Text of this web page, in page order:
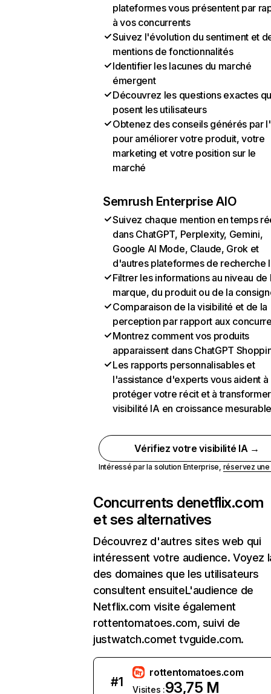
plateformes vous présentent par
à vos concurrents
Suivez l'évolution du sentiment et
mentions de fonctionnalités
Identifier les lacunes du marché
émergent
Découvrez les questions exactes
posent les utilisateurs
Obtenez des conseils générés par
pour améliorer votre produit, votre
marketing et votre position sur le
marché
Semrush Enterprise AIO
Suivez chaque mention en temps
dans ChatGPT, Perplexity, Gemini,
Google AI Mode, Claude, Grok et
d'autres plateformes de recherche
Filtrer les informations au niveau de
marque, du produit ou de la
Comparaison de la visibilité et de la
perception par rapport aux
Montrez comment vos produits
apparaissent dans ChatGPT
Les rapports personnalisables et
l'assistance d'experts vous aident à
protéger votre récit et à
visibilité IA en croissance
Vérifiez votre visibilité IA →
Intéressé par la solution Enterprise, réservez
Concurrents denetflix.com
et ses alternatives
Découvrez d'autres sites web qui
intéressent votre audience. Voyez
des domaines que les utilisateurs
consultent ensuiteL'audience de
Netflix.com visite également
rottentomatoes.com, suivi de
justwatch.comet tvguide.com.
#1
rottentomatoes.com
Visites :93,75 M